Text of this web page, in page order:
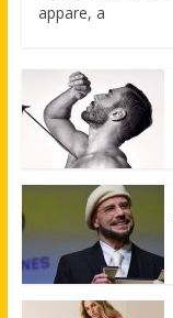
appare, a